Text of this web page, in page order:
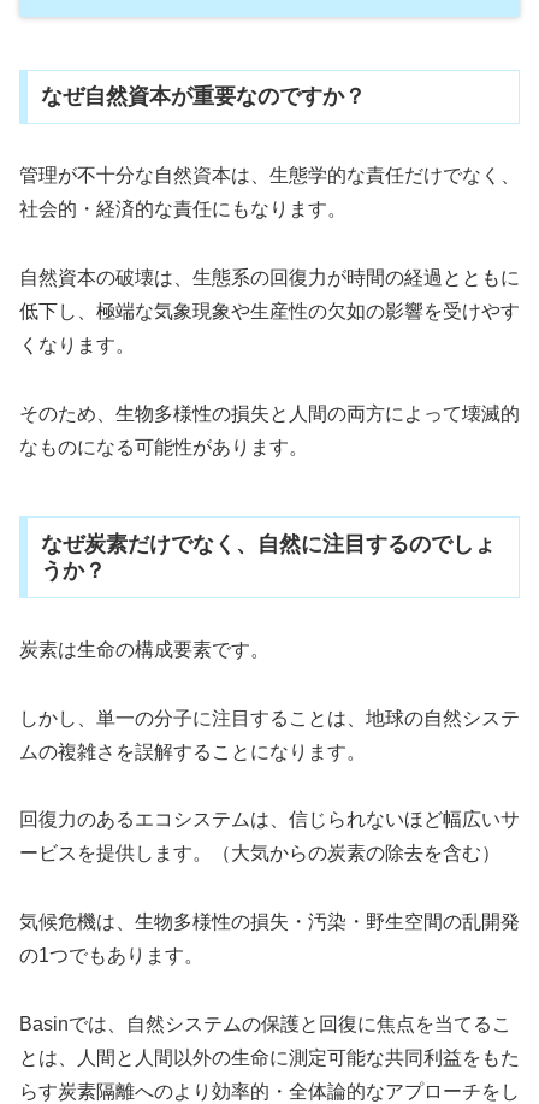
なぜ自然資本が重要なのですか？
管理が不十分な自然資本は、生態学的な責任だけでなく、
社会的・経済的な責任にもなります。
自然資本の破壊は、生態系の回復力が時間の経過とともに
低下し、極端な気象現象や生産性の欠如の影響を受けやす
くなります。
そのため、生物多様性の損失と人間の両方によって壊滅的
なものになる可能性があります。
なぜ炭素だけでなく、自然に注目するのでしょ
うか？
炭素は生命の構成要素です。
しかし、単一の分子に注目することは、地球の自然システ
ムの複雑さを誤解することになります。
回復力のあるエコシステムは、信じられないほど幅広いサ
ービスを提供します。（大気からの炭素の除去を含む）
気候危機は、生物多様性の損失・汚染・野生空間の乱開発
の1つでもあります。
Basinでは、自然システムの保護と回復に焦点を当てるこ
とは、人間と人間以外の生命に測定可能な共同利益をもた
らす炭素隔離へのより効率的・全体論的なアプローチをし